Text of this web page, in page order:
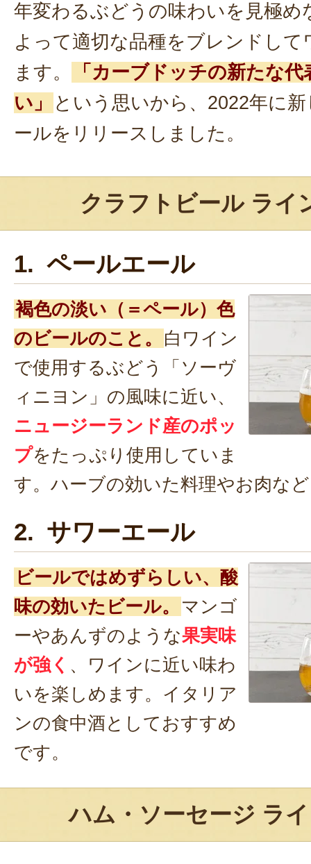
年変わるぶどうの味わいを見極め
よって適切な品種をブレンドし
ます。
「カーブドッチの新たな
い」
という思いから、2022年に
ールをリリースしました。
クラフトビール ライ
1. ペールエール
褐色の淡い（＝ペール）色
のビールのこと。
白ワイン
で使用するぶどう「ソーヴ
ィニヨン」の風味に近い、
ニュージーランド産のポッ
プをたっぷり使用していま
す。ハーブの効いた料理やお肉な
2. サワーエール
ビールではめずらしい、酸
味の効いたビール。
マンゴ
ーやあんずのような果実味
が強く 、ワインに近い味わ
いを楽しめます。イタリア
ンの食中酒としておすすめ
です。
ハム・ソーセージ ラ